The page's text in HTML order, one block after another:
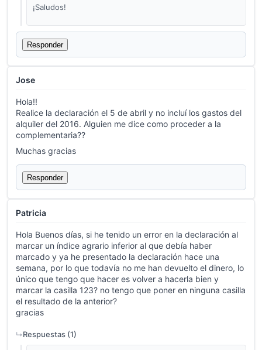
¡Saludos!
Responder
Jose
Hola!!
Realice la declaración el 5 de abril y no incluí los gastos del
alquiler del 2016. Alguien me dice como proceder a la
complementaria??
Muchas gracias
Responder
Patricia
Hola Buenos días, si he tenido un error en la declaración al
marcar un índice agrario inferior al que debía haber
marcado y ya he presentado la declaración hace una
semana, por lo que todavía no me han devuelto el dinero, lo
único que tengo que hacer es volver a hacerla bien y
marcar la casilla 123? no tengo que poner en ninguna casilla
el resultado de la anterior?
gracias
Respuestas (1)